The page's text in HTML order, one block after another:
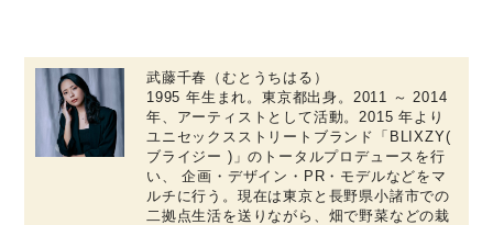
武藤千春（むとうちはる）
1995 年生まれ。東京都出身。2011 ～ 2014
年、アーティストとして活動。2015 年より
ユニセックスストリートブランド「BLIXZY(
ブライジー )」のトータルプロデュースを行
い、 企画・デザイン・PR・モデルなどをマ
ルチに行う。現在は東京と長野県小諸市での
二拠点生活を送りながら、畑で野菜などの栽